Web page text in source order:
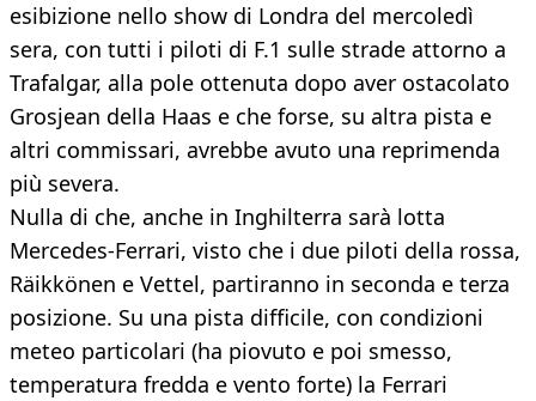
esibizione nello show di Londra del mercoledì
sera, con tutti i piloti di F.1 sulle strade attorno a
Trafalgar, alla pole ottenuta dopo aver ostacolato
Grosjean della Haas e che forse, su altra pista e
altri commissari, avrebbe avuto una reprimenda
più severa.
Nulla di che, anche in Inghilterra sarà lotta
Mercedes-Ferrari, visto che i due piloti della rossa,
Räikkönen e Vettel, partiranno in seconda e terza
posizione. Su una pista difficile, con condizioni
meteo particolari (ha piovuto e poi smesso,
temperatura fredda e vento forte) la Ferrari